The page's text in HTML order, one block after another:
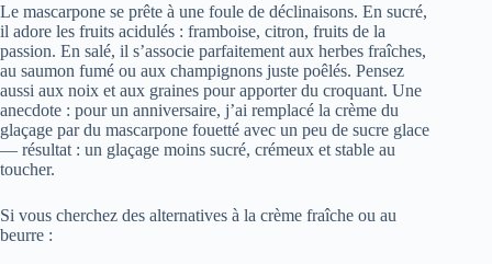
Le mascarpone se prête à une foule de déclinaisons. En sucré,
il adore les fruits acidulés : framboise, citron, fruits de la
passion. En salé, il s’associe parfaitement aux herbes fraîches,
au saumon fumé ou aux champignons juste poêlés. Pensez
aussi aux noix et aux graines pour apporter du croquant. Une
anecdote : pour un anniversaire, j’ai remplacé la crème du
glaçage par du mascarpone fouetté avec un peu de sucre glace
— résultat : un glaçage moins sucré, crémeux et stable au
toucher.
Si vous cherchez des alternatives à la crème fraîche ou au
beurre :